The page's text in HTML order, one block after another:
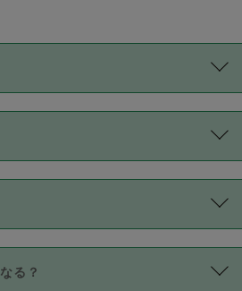
い場合は、延長機能をご利用くださ
相談し、合意の上事前申請すること
ざいません。
で設定しています。
ー件数、レビューの平均値、などで
います。
AMERICAN EXPRESS／Diners
る？